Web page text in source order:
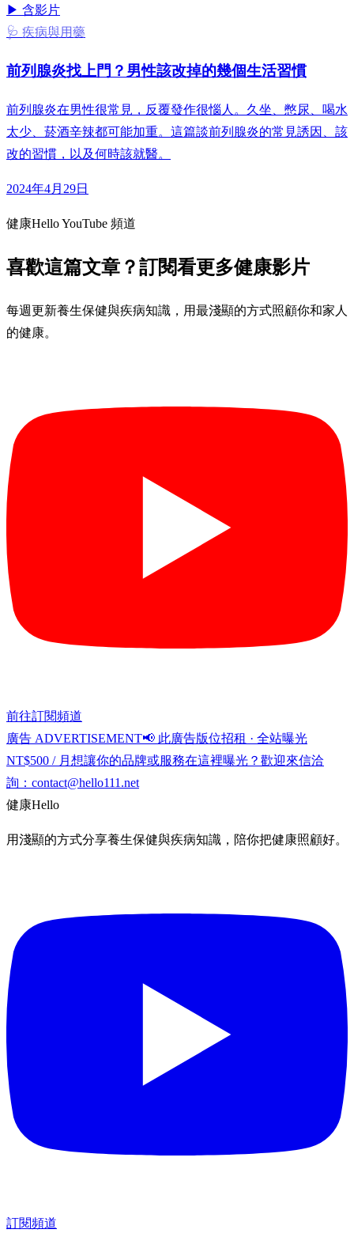
▶ 含影片
🩺 疾病與用藥
前列腺炎找上門？男性該改掉的幾個生活習慣
前列腺炎在男性很常見，反覆發作很惱人。久坐、憋尿、喝水
太少、菸酒辛辣都可能加重。這篇談前列腺炎的常見誘因、該
改的習慣，以及何時該就醫。
2024年4月29日
健康Hello YouTube 頻道
喜歡這篇文章？訂閱看更多健康影片
每週更新養生保健與疾病知識，用最淺顯的方式照顧你和家人
的健康。
前往訂閱頻道
廣告 ADVERTISEMENT📢 此廣告版位招租 · 全站曝光
NT$500 / 月 想讓你的品牌或服務在這裡曝光？歡迎來信洽
詢： contact@hello111.net
健康Hello
用淺顯的方式分享養生保健與疾病知識，陪你把健康照顧好。
訂閱頻道